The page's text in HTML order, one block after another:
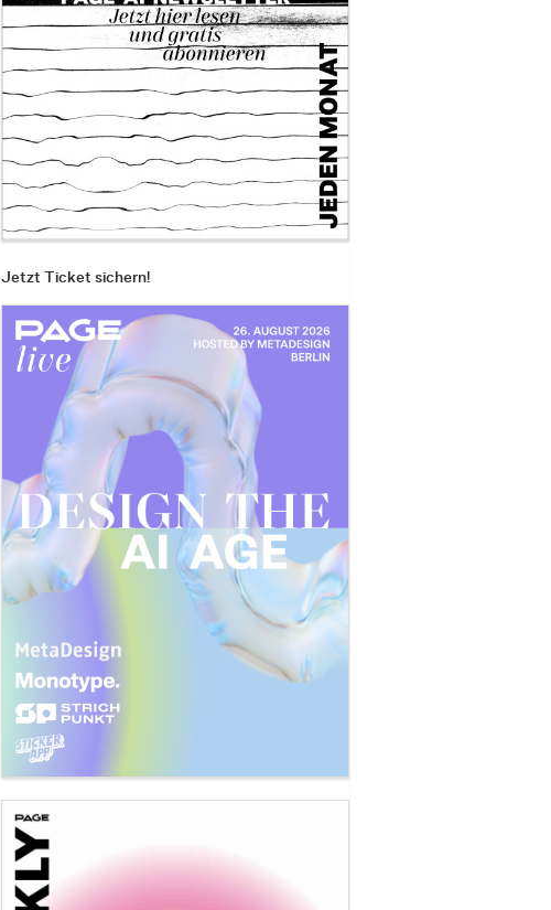
Jetzt Ticket sichern!